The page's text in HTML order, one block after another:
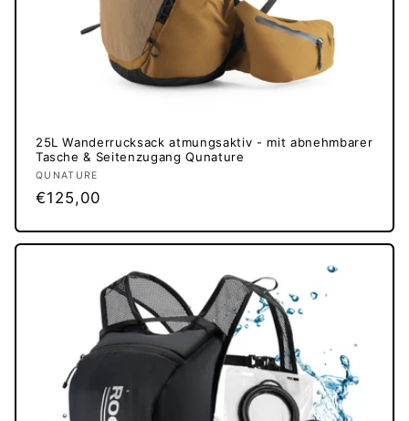
25L Wanderrucksack atmungsaktiv - mit abnehmbarer
Tasche & Seitenzugang Qunature
Anbieter:
QUNATURE
Normaler
€125,00